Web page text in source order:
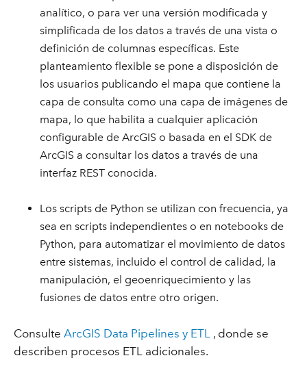
analítico, o para ver una versión modificada y
simplificada de los datos a través de una vista o
definición de columnas específicas. Este
planteamiento flexible se pone a disposición de
los usuarios publicando el mapa que contiene la
capa de consulta como una capa de imágenes de
mapa, lo que habilita a cualquier aplicación
configurable de ArcGIS o basada en el SDK de
ArcGIS a consultar los datos a través de una
interfaz REST conocida.
Los scripts de Python se utilizan con frecuencia, ya
sea en scripts independientes o en notebooks de
Python, para automatizar el movimiento de datos
entre sistemas, incluido el control de calidad, la
manipulación, el geoenriquecimiento y las
fusiones de datos entre otro origen.
Consulte ArcGIS Data Pipelines y ETL, donde se
describen procesos ETL adicionales.